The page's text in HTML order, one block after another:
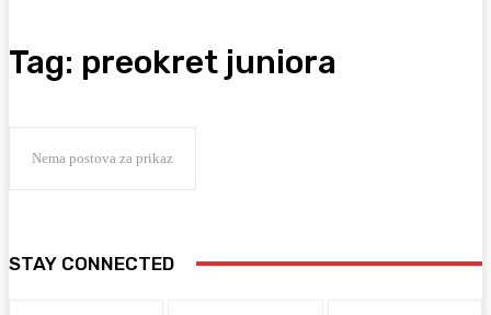
Tag: preokret juniora
Nema postova za prikaz
STAY CONNECTED